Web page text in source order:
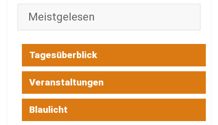
Meistgelesen
Tagesüberblick
Veranstaltungen
Blaulicht